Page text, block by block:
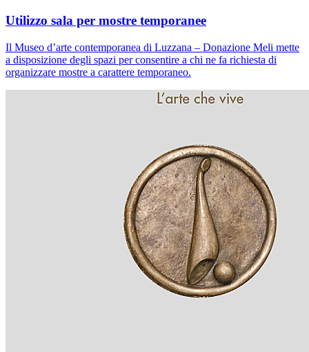
Utilizzo sala per mostre temporanee
Il Museo d’arte contemporanea di Luzzana – Donazione Meli mette
a disposizione degli spazi per consentire a chi ne fa richiesta di
organizzare mostre a carattere temporaneo.